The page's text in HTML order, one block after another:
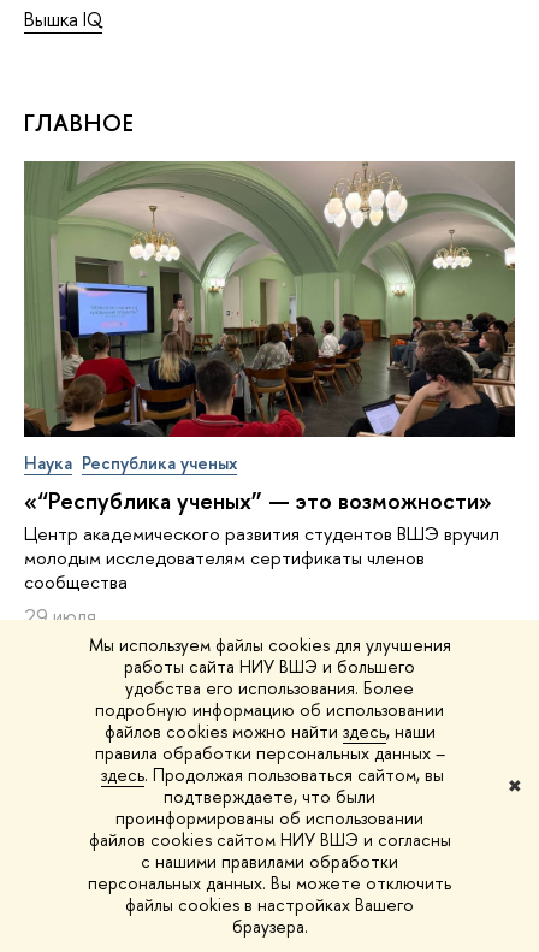
Мы используем файлы cookies для улучшения
работы сайта НИУ ВШЭ и большего
удобства его использования. Более
подробную информацию об использовании
файлов cookies можно найти здесь, наши
правила обработки персональных данных –
здесь. Продолжая пользоваться сайтом, вы
подтверждаете, что были
проинформированы об использовании
файлов cookies сайтом НИУ ВШЭ и согласны
с нашими правилами обработки
персональных данных. Вы можете отключить
файлы cookies в настройках Вашего
браузера.
✖
Вышка IQ
ГЛАВНОЕ
Наука Республика ученых
«“Республика ученых” — это возможности»
Центр академического развития студентов ВШЭ вручил
молодым исследователям сертификаты членов
сообщества
29 июля